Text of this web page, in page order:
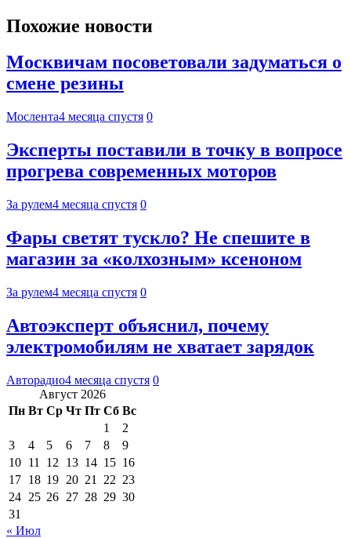
Похожие новости
Москвичам посоветовали задуматься о
смене резины
Мослента4 месяца спустя 0
Эксперты поставили в точку в вопросе
прогрева современных моторов
За рулем4 месяца спустя 0
Фары светят тускло? Не спешите в
магазин за «колхозным» ксеноном
За рулем4 месяца спустя 0
Автоэксперт объяснил, почему
электромобилям не хватает зарядок
Авторадио4 месяца спустя 0
Август 2026
Пн Вт Ср Чт Пт Сб Вс
1
2
3
4 5 6 7 8
9
10 11 12 13 14 15 16
17 18 19 20 21 22 23
24 25 26 27 28 29 30
31
« Июл